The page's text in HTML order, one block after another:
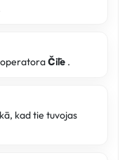
operatoraČīle .
kad tie tuvojas